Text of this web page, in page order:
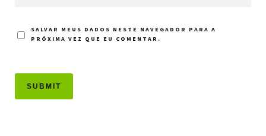
SALVAR MEUS DADOS NESTE NAVEGADOR PARA A
PRÓXIMA VEZ QUE EU COMENTAR.